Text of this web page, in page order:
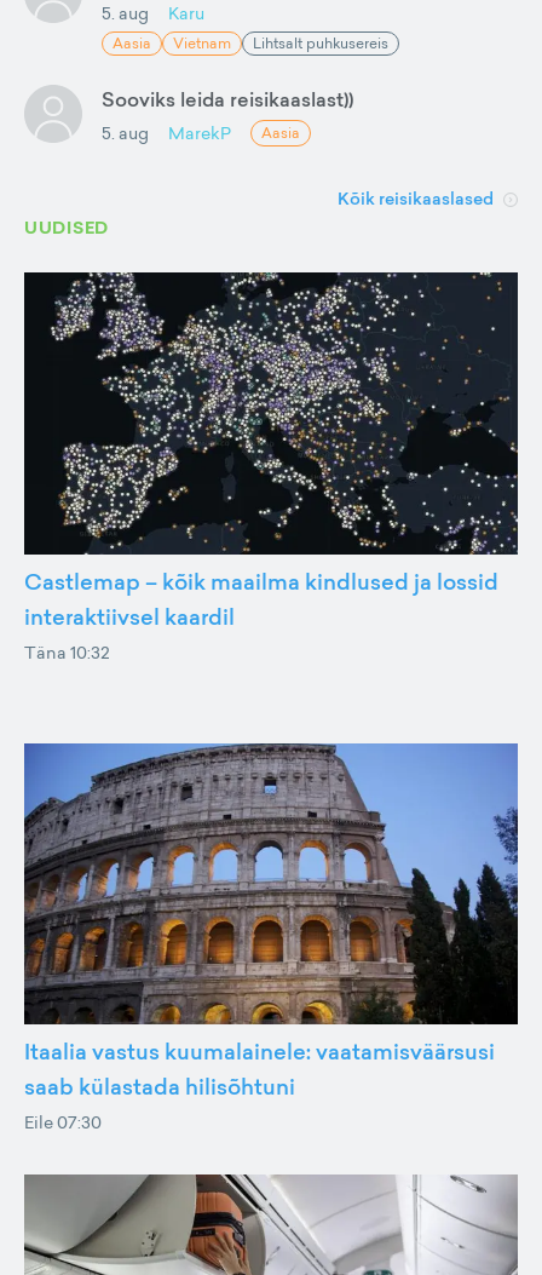
5. aug Karu
Aasia Vietnam Lihtsalt puhkusereis
Sooviks leida reisikaaslast))
5. aug MarekP Aasia
Kõik reisikaaslased
UUDISED
Castlemap – kõik maailma kindlused ja lossid
interaktiivsel kaardil
Täna 10:32
Itaalia vastus kuumalainele: vaatamisväärsusi
saab külastada hilisõhtuni
Eile 07:30